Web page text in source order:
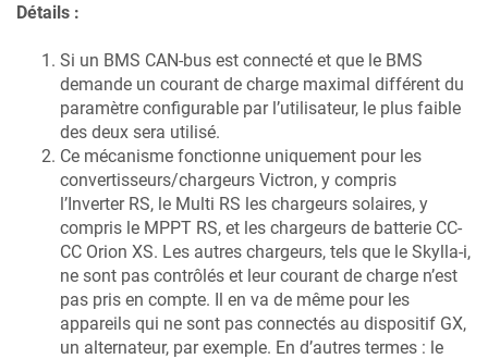
Détails :
Si un BMS CAN-bus est connecté et que le BMS
demande un courant de charge maximal différent du
paramètre configurable par l’utilisateur, le plus faible
des deux sera utilisé.
Ce mécanisme fonctionne uniquement pour les
convertisseurs/chargeurs Victron, y compris
l’Inverter RS, le Multi RS les chargeurs solaires, y
compris le MPPT RS, et les chargeurs de batterie CC-
CC Orion XS. Les autres chargeurs, tels que le Skylla-i,
ne sont pas contrôlés et leur courant de charge n’est
pas pris en compte. Il en va de même pour les
appareils qui ne sont pas connectés au dispositif GX,
un alternateur, par exemple. En d’autres termes : le